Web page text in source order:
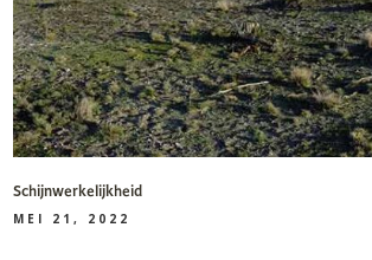
Schijnwerkelijkheid
MEI 21, 2022